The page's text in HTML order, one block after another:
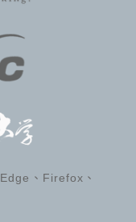
、Firefox、